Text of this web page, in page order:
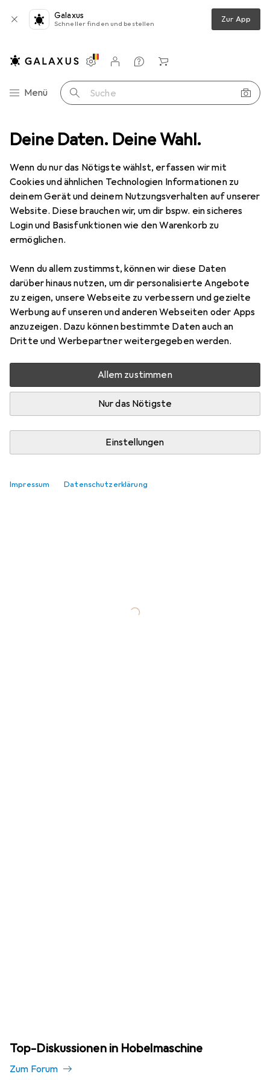
Deine Daten. Deine Wahl.
Wenn du nur das Nötigste wählst, erfassen wir mit
Cookies und ähnlichen Technologien Informationen zu
deinem Gerät und deinem Nutzungsverhalten auf unserer
Website. Diese brauchen wir, um dir bspw. ein sicheres
Login und Basisfunktionen wie den Warenkorb zu
ermöglichen.
Wenn du allem zustimmst, können wir diese Daten
darüber hinaus nutzen, um dir personalisierte Angebote
zu zeigen, unsere Webseite zu verbessern und gezielte
Werbung auf unseren und anderen Webseiten oder Apps
anzuzeigen. Dazu können bestimmte Daten auch an
Dritte und Werbepartner weitergegeben werden.
Allem zustimmen
Nur das Nötigste
Einstellungen
Impressum Datenschutzerklärung
Galaxus
Schneller finden und bestellen Zur App
Navigation nach Kategorien
Menü Suche
Einstellungen
Kundenkonto
Vergleichslisten
Merklisten
Warenkorb
Elektrowerkzeug Fräsen + Hobeln
Hobelmaschine· Elektrohobel
Produkte Forum
Top-Diskussionen in Hobelmaschine
Zum Forum